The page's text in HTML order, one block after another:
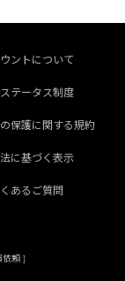
ントについて
テータス制度
保護に関する規約
に基づく表示
あるご質問
依頼 ]